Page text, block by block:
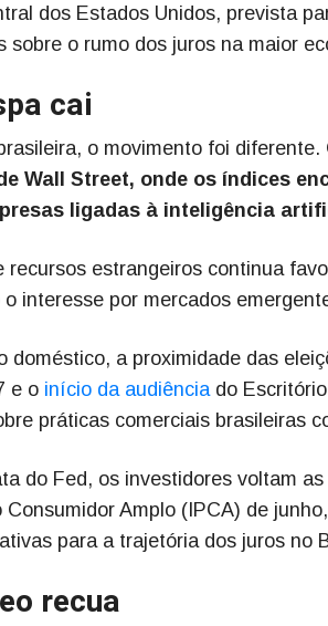
dos Estados Unidos, prevista
sobre o rumo dos juros na maior
cai
o movimento foi diferente.
Wall Street, onde os índices
ligadas à inteligência
recursos estrangeiros continua
o interesse por mercados
doméstico, a proximidade das
e o início da audiênciado Escritório
práticas comerciais brasileiras
do Fed, os investidores voltam
Consumidor Amplo (IPCA) de
para a trajetória dos juros no
recua